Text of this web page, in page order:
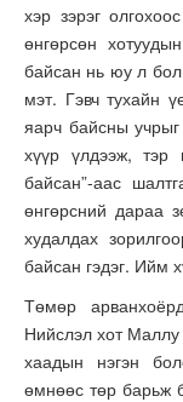
хэр зэрэг
өнгөрсөн
байсан нь юу л
мэт. Гэвч тухайн
яарч байсны
хүүр үлдээж, тэр
байсан”-аас
өнгөрсний дараа
худалдах
байсан гэдэг. Ийм
Төмөр
Нийслэл хот
хаадын нэгэн
өмнөөс төр барьж